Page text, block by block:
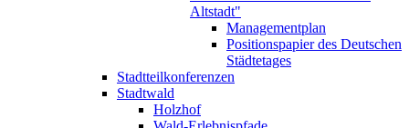
Altstadt"
Managementplan
Positionspapier des Deutschen
Städtetages
Stadtteilkonferenzen
Stadtwald
Holzhof